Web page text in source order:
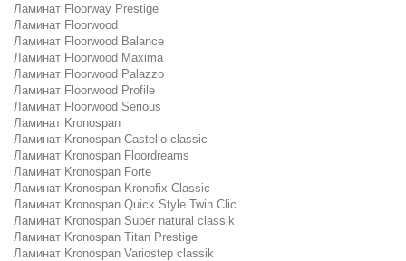
Ламинат Floorway Prestige
Ламинат Floorwood
Ламинат Floorwood Balance
Ламинат Floorwood Maxima
Ламинат Floorwood Palazzo
Ламинат Floorwood Profile
Ламинат Floorwood Serious
Ламинат Kronospan
Ламинат Kronospan Castello classic
Ламинат Kronospan Floordreams
Ламинат Kronospan Forte
Ламинат Kronospan Kronofix Classic
Ламинат Kronospan Quick Style Twin Clic
Ламинат Kronospan Super natural classik
Ламинат Kronospan Titan Prestige
Ламинат Kronospan Variostep classik